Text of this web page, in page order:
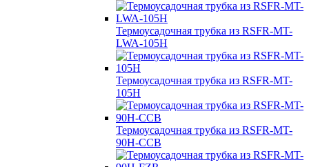
Термоусадочная трубка из RSFR-MT-
LWA-105H
Термоусадочная трубка из RSFR-MT-
105H
Термоусадочная трубка из RSFR-MT-
90H-CCB